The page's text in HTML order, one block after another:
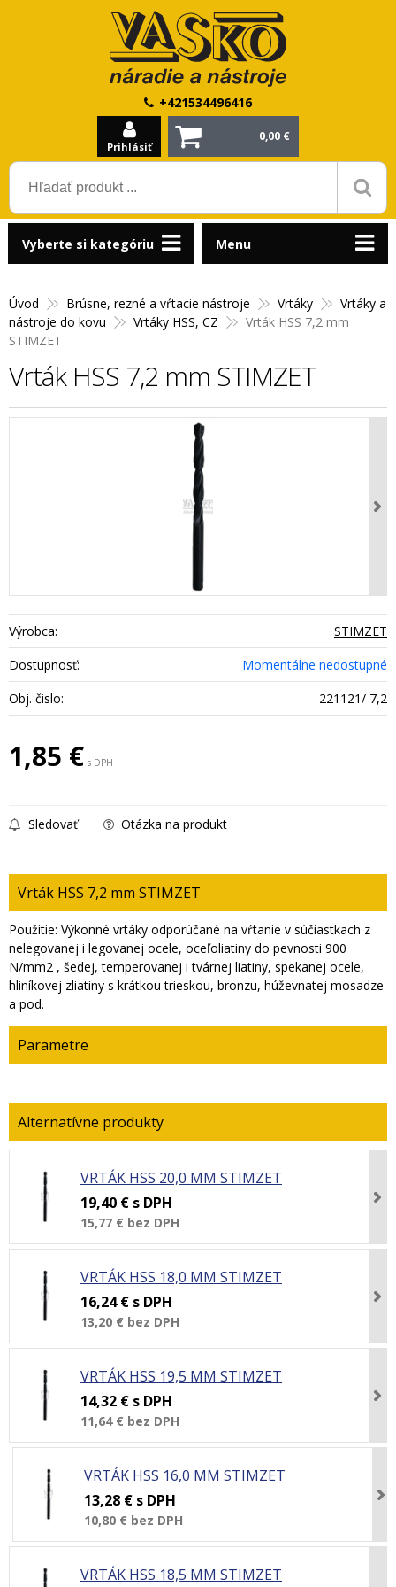
+421534496416
Prihlásiť
0,00 €
Úvod Brúsne, rezné a vŕtacie nástroje Vrtáky
Vrtáky a
nástroje do kovu
Vrtáky HSS, CZ
Vrták HSS 7,2 mm
STIMZET
Vrták HSS 7,2 mm STIMZET
Výrobca:
STIMZET
Dostupnosť:
Momentálne nedostupné
Obj. čislo:
221121/ 7,2
1,85 € s DPH
Sledovať Otázka na produkt
Vrták HSS 7,2 mm STIMZET
Použitie: Výkonné vrtáky odporúčané na vŕtanie v súčiastkach z
nelegovanej i legovanej ocele, oceľoliatiny do pevnosti 900
N/mm2 , šedej, temperovanej i tvárnej liatiny, spekanej ocele,
hliníkovej zliatiny s krátkou trieskou, bronzu, húževnatej mosadze
a pod.
Parametre
VRTÁK HSS 20,0 MM STIMZET
19,40 € s DPH
15,77 € bez DPH
VRTÁK HSS 18,0 MM STIMZET
16,24 € s DPH
13,20 € bez DPH
VRTÁK HSS 19,5 MM STIMZET
14,32 € s DPH
11,64 € bez DPH
VRTÁK HSS 16,0 MM STIMZET
13,28 € s DPH
10,80 € bez DPH
VRTÁK HSS 18,5 MM STIMZET
Vyberte si kategóriu Menu